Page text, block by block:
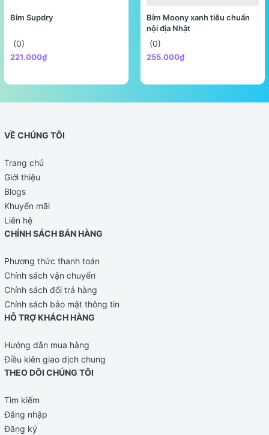
- Balo size nhỏ cho bé từ 3-6 tuổi, shop đã để kích thước
chi tiết các mẹ lưu ý để chọn được ba lô phù hợp với thể
hình của bé.
Bỉm Supdry
(0)
221.000₫
Bỉm Moony xanh tiêu chuẩn
nội địa Nhật
(0)
255.000₫
VỀ CHÚNG TÔI
Trang chủ
Giới thiệu
Blogs
Khuyến mãi
Liên hệ
CHÍNH SÁCH BÁN HÀNG
Phương thức thanh toán
Chính sách vận chuyển
Chính sách đổi trả hàng
Chính sách bảo mật thông tin
HỖ TRỢ KHÁCH HÀNG
Hướng dẫn mua hàng
Điều kiên giao dịch chung
THEO DÕI CHÚNG TÔI
Tìm kiếm
Đăng nhập
Đăng ký